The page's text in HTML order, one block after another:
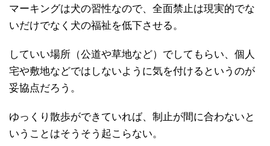
マーキングは犬の習性なので、全面禁止は現実的でな
いだけでなく犬の福祉を低下させる。
していい場所（公道や草地など）でしてもらい、個人
宅や敷地などではしないように気を付けるというのが
妥協点だろう。
ゆっくり散歩ができていれば、制止が間に合わないと
いうことはそうそう起こらない。